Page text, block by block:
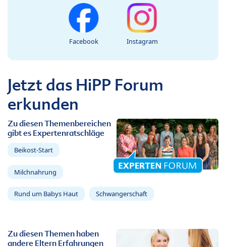
Facebook Instagram
Jetzt das HiPP Forum
erkunden
Zu diesen Themenbereichen
gibt es Expertenratschläge
Beikost-Start
Milchnahrung
Rund um Babys Haut Schwangerschaft
Zu diesen Themen haben
andere Eltern Erfahrungen